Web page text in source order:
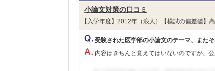
小論文対策の口コミ
【入学年度】2012年（浪人）【模試の偏差値
受験された医学部の小論文のテーマ、また
内容はきちんと覚えてはいないのですが、